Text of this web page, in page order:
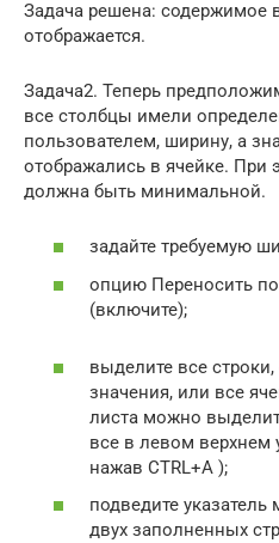
Задача решена: содержимое
отображается.
Задача2. Теперь
все столбцы имели
пользователем, ширину, а
отображались в ячейке. При
должна быть минимальной.
задайте требуемую
опцию Переносить
(включите);
выделите все
значения, или все
листа можно
все в левом верхнем
нажав CTRL+A );
подведите
двух заполненных